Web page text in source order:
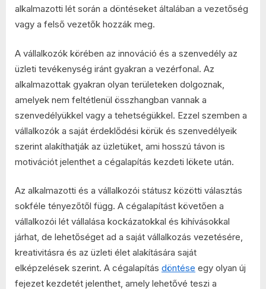
alkalmazotti lét során a döntéseket általában a vezetőség
vagy a felső vezetők hozzák meg.
A vállalkozók körében az innováció és a szenvedély az
üzleti tevékenység iránt gyakran a vezérfonal. Az
alkalmazottak gyakran olyan területeken dolgoznak,
amelyek nem feltétlenül összhangban vannak a
szenvedélyükkel vagy a tehetségükkel. Ezzel szemben a
vállalkozók a saját érdeklődési körük és szenvedélyeik
szerint alakíthatják az üzletüket, ami hosszú távon is
motivációt jelenthet a cégalapítás kezdeti lökete után.
Az alkalmazotti és a vállalkozói státusz közötti választás
sokféle tényezőtől függ. A cégalapítást követően a
vállalkozói lét vállalása kockázatokkal és kihívásokkal
járhat, de lehetőséget ad a saját vállalkozás vezetésére,
kreativitásra és az üzleti élet alakítására saját
elképzelések szerint. A cégalapítás döntése egy olyan új
fejezet kezdetét jelenthet, amely lehetővé teszi a